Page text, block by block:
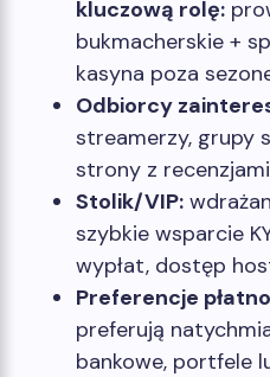
kluczową rolę:
bukmacherskie +
kasyna poza
Odbiorcy
streamerzy, grupy
strony z
Stolik/VIP:
szybkie wsparcie
wypłat, dostęp
Preferencje
preferują
bankowe, portfele